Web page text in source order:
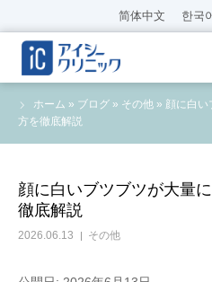
简体中文 한국
ホーム » ブログ » その他 » 顔に白い
方を徹底解説
顔に白いブツブツが大量
徹底解説
2026.06.13 その他
クリニック紹介
診療内容
WEB予約